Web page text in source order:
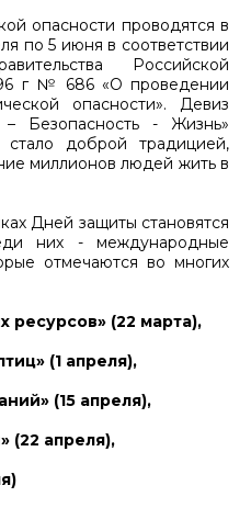
опасности проводятся в
по 5 июня в соответствии
Российской
г № 686 «О проведении
опасности». Девиз
Безопасность - Жизнь»
доброй традицией,
миллионов людей жить в
Дней защиты становятся
них - международные
отмечаются во многих
(22 марта),
(1 апреля),
(15 апреля),
(22 апреля),